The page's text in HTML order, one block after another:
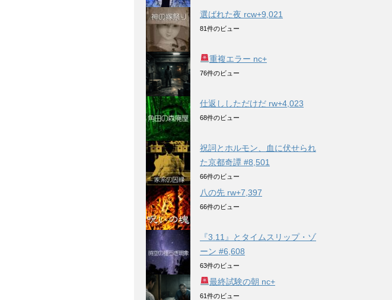
選ばれた夜 rcw+9,021
81件のビュー
重複エラー nc+
76件のビュー
仕返ししただけだ rw+4,023
68件のビュー
祝詞とホルモン、血に伏せられ
た京都奇譚 #8,501
66件のビュー
八の先 rw+7,397
66件のビュー
『3.11』とタイムスリップ・ゾ
ーン #6,608
63件のビュー
最終試験の朝 nc+
61件のビュー